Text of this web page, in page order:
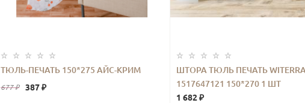
ТЮЛЬ-ПЕЧАТЬ 150*275 АЙС-КРИМ
677 ₽ 387 ₽
ШТОРА ТЮЛЬ ПЕЧАТЬ WITERRA
1517647121 150*270 1 ШТ
1 682 ₽